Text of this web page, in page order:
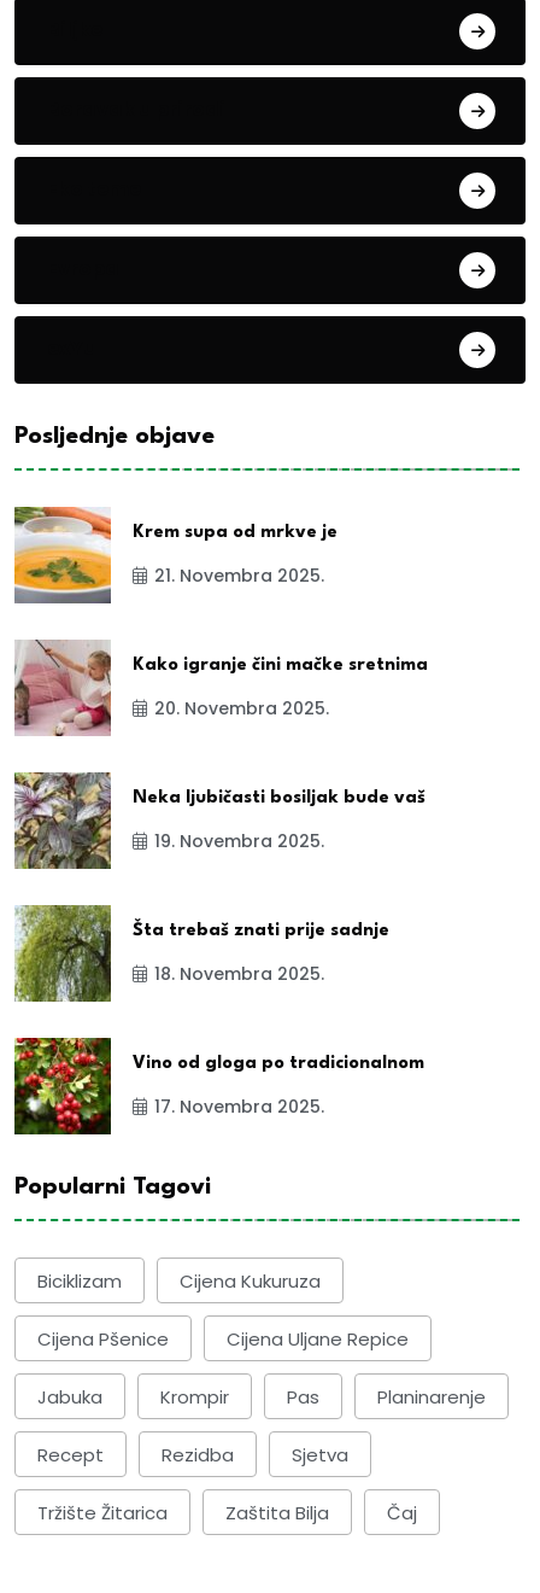
Posljednje objave
Krem supa od mrkve je
21. Novembra 2025.
Kako igranje čini mačke sretnima
20. Novembra 2025.
Neka ljubičasti bosiljak bude vaš
19. Novembra 2025.
Šta trebaš znati prije sadnje
18. Novembra 2025.
Vino od gloga po tradicionalnom
17. Novembra 2025.
Popularni Tagovi
Biciklizam Cijena Kukuruza
Cijena Pšenice Cijena Uljane Repice
Jabuka Krompir Pas Planinarenje
Recept Rezidba Sjetva
Tržište Žitarica Zaštita Bilja Čaj